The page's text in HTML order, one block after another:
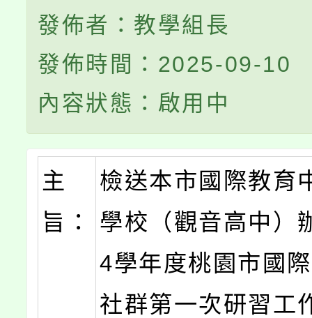
發佈者：教學組長
發佈時間：2025-09-10
內容狀態：啟用中
主
旨：
檢送本市國際教育
學校（觀音高中）
4學年度桃園市國
社群第一次研習工